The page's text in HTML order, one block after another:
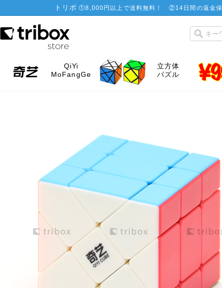
トリボ ①8,000円以上で送料無料！ ②14日間の返金
QiYi
MoFangGe
立方体
パズル